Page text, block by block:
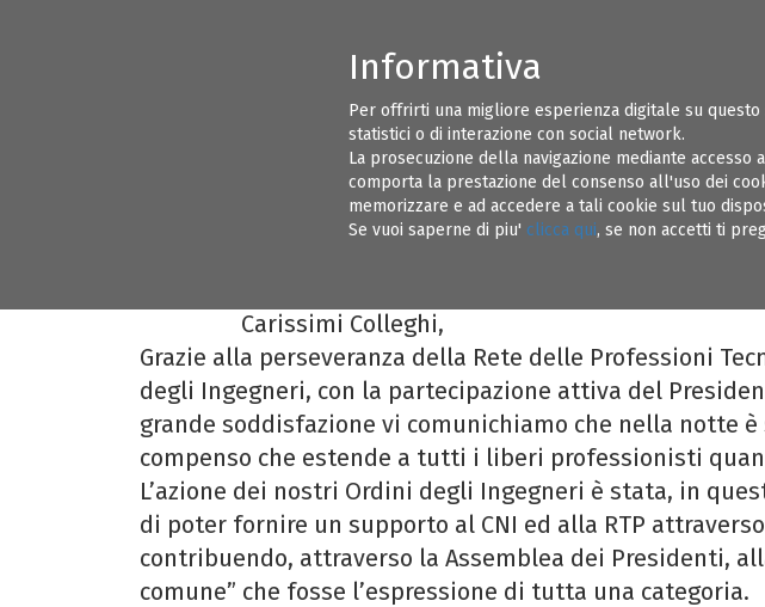
Informativa
Per offrirti una migliore esperienza digitale su
statistici o di interazione con social network.
La prosecuzione della navigazione mediante
comporta la prestazione del consenso all'uso dei
memorizzare e ad accedere a tali cookie sul tuo
Se vuoi saperne di piu' clicca qui, se non accetti ti
CONSIGLIO DIRETTIVO ORDINE INGEGNERI BRINDISI INFORMAZIONI UTILI SOSPENSIONI
EQUO COMPENSO - Comunicato Stampa degli
Carissimi Colleghi,
Grazie alla perseveranza della Rete delle Professioni
degli Ingegneri, con la partecipazione attiva del
grande soddisfazione vi comunichiamo che nella notte
compenso che estende a tutti i liberi professionisti
L’azione dei nostri Ordini degli Ingegneri è stata, in
di poter fornire un supporto al CNI ed alla RTP
contribuendo, attraverso la Assemblea dei Presidenti,
comune” che fosse l’espressione di tutta una categoria.